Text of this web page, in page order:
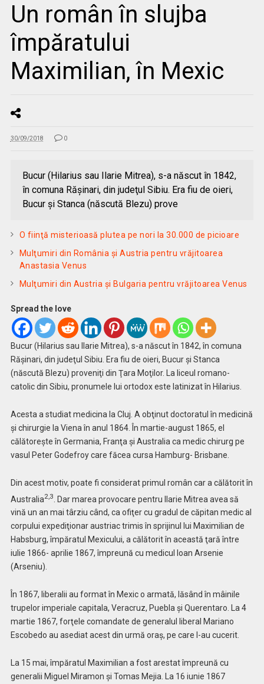
Un român în slujba
împăratului
Maximilian, în Mexic
30/09/2018 0
Bucur (Hilarius sau Ilarie Mitrea), s-a născut în 1842,
în comuna Răşinari, din judeţul Sibiu. Era fiu de oieri,
Bucur şi Stanca (născută Blezu) prove
O fiinţă misterioasă plutea pe nori la 30.000 de picioare
Mulţumiri din România și Austria pentru vrăjitoarea
Anastasia Venus
Mulţumiri din Austria și Bulgaria pentru vrăjitoarea Venus
Spread the love
Bucur (Hilarius sau Ilarie Mitrea), s-a născut în 1842, în comuna
Răşinari, din judeţul Sibiu. Era fiu de oieri, Bucur şi Stanca
(născută Blezu) proveniţi din Ţara Moţilor. La liceul romano-
catolic din Sibiu, pronumele lui ortodox este latinizat în Hilarius.
Acesta a studiat medicina la Cluj. A obţinut doctoratul în medicină
şi chirurgie la Viena în anul 1864. În martie-august 1865, el
călătoreşte în Germania, Franţa şi Australia ca medic chirurg pe
vasul Peter Godefroy care făcea cursa Hamburg- Brisbane.
Din acest motiv, poate fi considerat primul român car a călătorit în
Australia2,3 . Dar marea provocare pentru Ilarie Mitrea avea să
vină un an mai târziu când, ca ofiţer cu gradul de căpitan medic al
corpului expediţionar austriac trimis în sprijinul lui Maximilian de
Habsburg, împăratul Mexicului, a călătorit în această ţară între
iulie 1866- aprilie 1867, împreună cu medicul Ioan Arsenie
(Arseniu).
În 1867, liberalii au format în Mexic o armată, lăsând în mâinile
trupelor imperiale capitala, Veracruz, Puebla şi Querentaro. La 4
martie 1867, forţele comandate de generalul liberal Mariano
Escobedo au asediat acest din urmă oraş, pe care l-au cucerit.
La 15 mai, împăratul Maximilian a fost arestat împreună cu
generalii Miguel Miramon şi Tomas Mejia. La 16 iunie 1867